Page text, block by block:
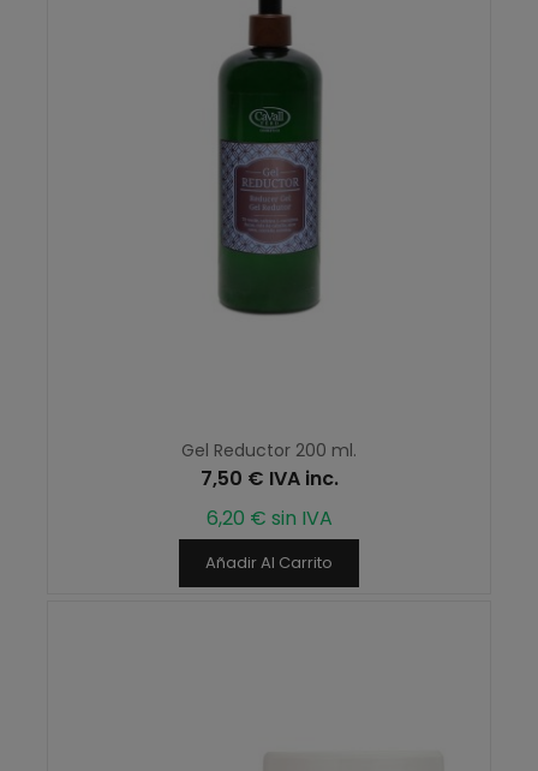
Gel Reductor 200 ml.
7,50 € IVA inc.
6,20 € sin IVA
Añadir Al Carrito